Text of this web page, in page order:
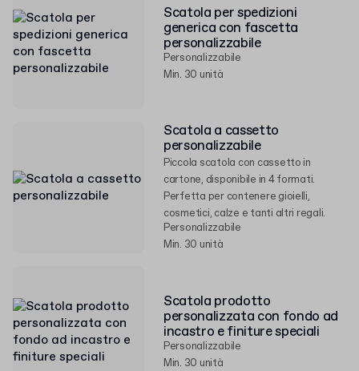
Scatola per spedizioni
generica con fascetta
personalizzabile
Personalizzabile
Min. 30 unità
Scatola a cassetto
personalizzabile
Piccola scatola con cassetto in
cartone, disponibile in 4 formati.
Perfetta per contenere gioielli,
cosmetici, calze e tanti altri regali.
Personalizzabile
Min. 30 unità
Scatola prodotto
personalizzata con fondo ad
incastro e finiture speciali
Personalizzabile
Min. 30 unità